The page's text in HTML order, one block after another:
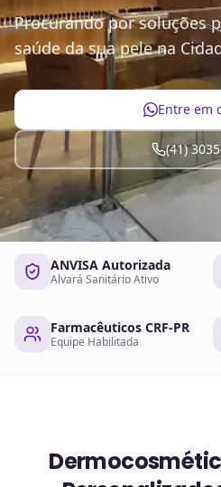
Procurando por soluções
saúde da sua pele na
Entre em
(41)
ANVISA Autorizada
Alvará Sanitário Ativo
Farmacêuticos CRF-PR
Equipe Habilitada